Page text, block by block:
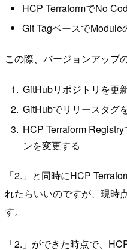
HCP TerraformでNo
Git Tagベースで
この際、バージョンアップ
GitHubリポジトリを更
GitHubでリリースタグ
HCP Terraform
ンを変更する
「2.」と同時にHCP
れたらいいのですが、現時
す。
「2.」ができた時点で、